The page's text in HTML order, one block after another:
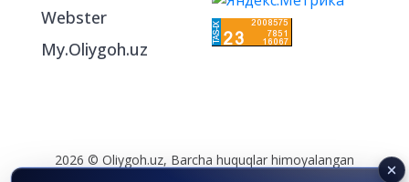
Webster
My.Oliygoh.uz
2026 © Oliygoh.uz, Barcha huquqlar himoyalangan